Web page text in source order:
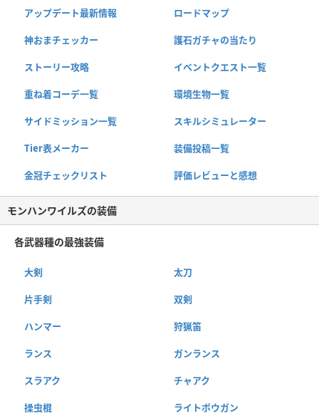
アップデート最新情報 ロードマップ
神おまチェッカー 護石ガチャの当たり
ストーリー攻略 イベントクエスト一覧
重ね着コーデ一覧 環境生物一覧
サイドミッション一覧 スキルシミュレーター
Tier表メーカー 装備投稿一覧
金冠チェックリスト 評価レビューと感想
モンハンワイルズの装備
各武器種の最強装備
大剣 太刀
片手剣 双剣
ハンマー 狩猟笛
ランス ガンランス
スラアク チャアク
操虫棍 ライトボウガン